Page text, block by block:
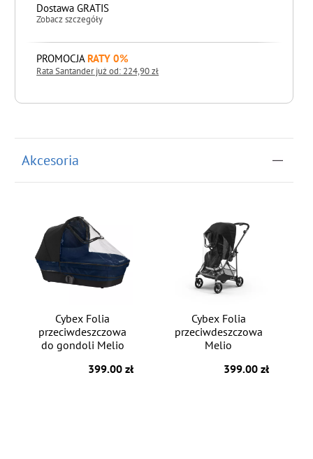
Dostawa GRATIS
Zobacz szczegóły
PROMOCJA RATY 0%
Rata Santander już od: 224,90 zł
Akcesoria
Cybex Folia
przeciwdeszczowa
do gondoli Melio
399.00 zł
Cybex Folia
przeciwdeszczowa
Melio
399.00 zł